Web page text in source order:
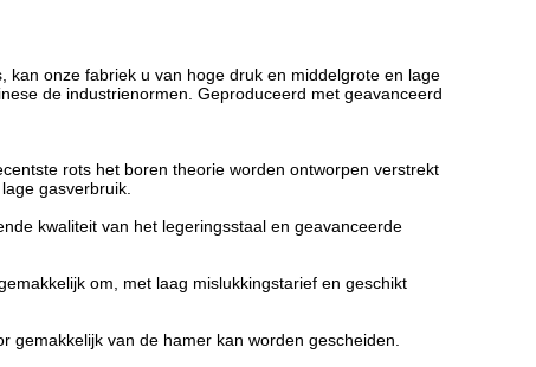
onze fabriek u van hoge druk en middelgrote en lage
de industrienormen. Geproduceerd met geavanceerd
rots het boren theorie worden ontworpen verstrekt
gasverbruik.
kwaliteit van het legeringsstaal en geavanceerde
om, met laag mislukkingstarief en geschikt
van de hamer kan worden gescheiden.